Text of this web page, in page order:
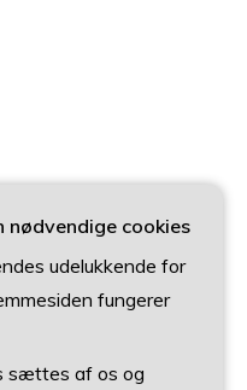
nødvendige cookies
udelukkende for
fungerer
sættes af os og